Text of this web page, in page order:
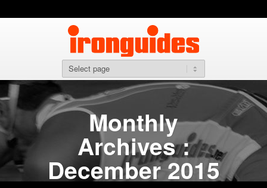
Monthly
Archives :
December 2015
com nossos treinadores esta fora de seu orcamento,
comprar nossas planilhas em nivel avancado. Baseado
que criaram campeões Mundias de Ironman,
Mundias de prova curta (ITU), O Método fornece uma
para cada atleta, independente de seu histórico.
Requerimentos – Para atletas que tenham completado
objetivo os seguintes tempos:
Short Triathlon
Homen: Sub 1h08 / Mulher: Sub 1h15
Volume de treino semanal: De 7 a 11h
Mais info
Distancia Olímpica
Homen: Sub 2h20 / Mulher: Sub 2h35
Volume de treino semanal: De 9 a 15h